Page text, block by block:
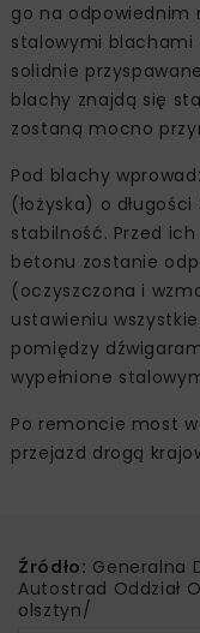
go na odpowiednim
stalowymi blachami
solidnie
blachy znajdą się
zostaną mocno
Pod blachy
(łożyska) o
stabilność. Przed
betonu zostanie
(oczyszczona i
ustawieniu
pomiędzy
wypełnione
Po remoncie most
przejazd drogą
Źródło: Generalna
Autostrad Oddział
olsztyn/